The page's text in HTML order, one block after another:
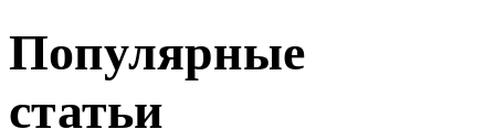
Популярные
статьи